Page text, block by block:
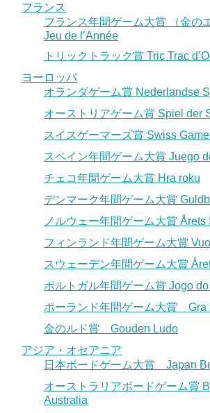
フランス
フランス年間ゲーム大賞 （金の
Jeu de l’Année
トリックトラック賞 Tric Trac
ヨーロッパ
オランダゲーム賞 Nederlandse
オーストリアゲーム賞 Spiel der
スイスゲーマーズ賞 Swiss
スペイン年間ゲーム大賞 Juego
チェコ年間ゲーム大賞 Hra roku
デンマーク年間ゲーム大賞
ノルウェー年間ゲーム大賞 Årets
フィンランド年間ゲーム大賞
スウェーデン年間ゲーム大賞
ポルトガル年間ゲーム賞 Jogo
ポーランド年間ゲーム大賞 Gra
金のルド賞 Gouden Ludo
アジア・オセアニア
日本ボードゲーム大賞 Japan
オーストラリアボードゲーム賞
Australia